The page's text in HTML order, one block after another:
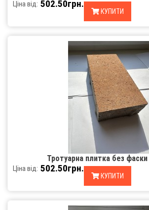
Ціна від: 502.50грн.
КУПИТИ
Тротуарна плитка без
Ціна від: 502.50грн.
КУПИТИ